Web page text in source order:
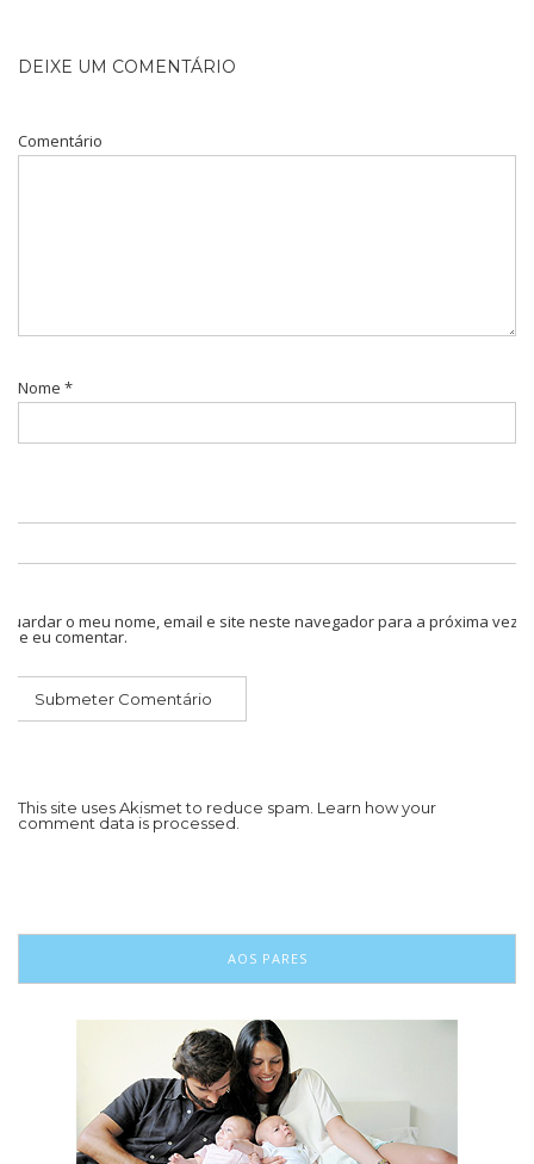
DEIXE UM COMENTÁRIO
Comentário
Nome *
Guardar o meu nome, email e site neste navegador para a próxima vez
que eu comentar.
This site uses Akismet to reduce spam. Learn how your
comment data is processed.
AOS PARES